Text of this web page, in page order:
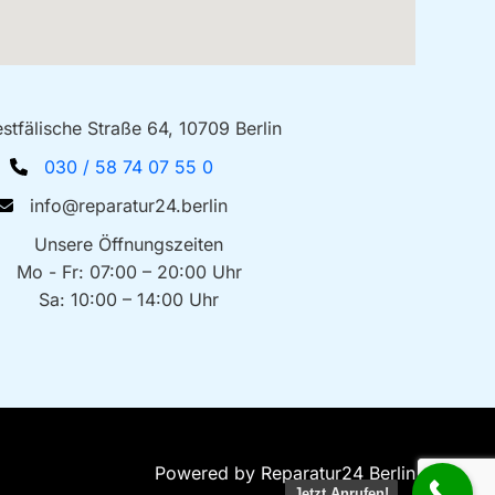
Straße 64, 10709 Berlin
030 / 58 74 07 55 0
info@reparatur24.berlin
Unsere Öffnungszeiten
Mo - Fr: 07:00 – 20:00 Uhr
Sa: 10:00 – 14:00 Uhr
Powered by Reparatur24 Berlin